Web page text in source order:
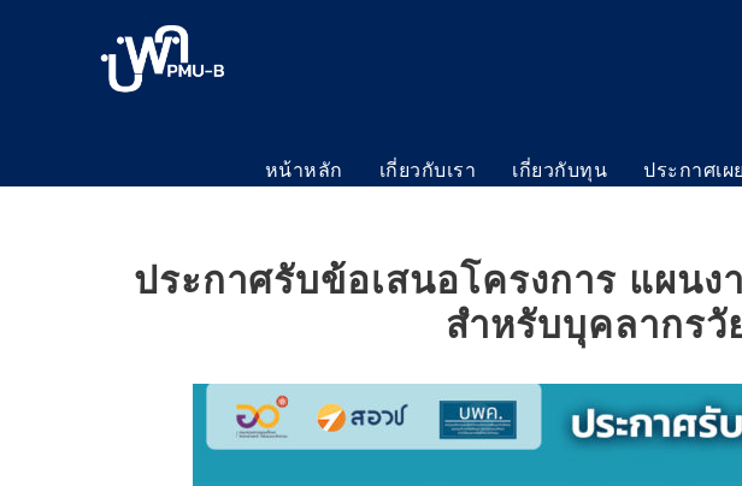
หน้าหลัก เกี่ยวกับเรา เกี่ยวกับทุน ประกาศเผ
ประกาศรับข้อเสนอโครงการ แผน
สำหรับบุคลากร